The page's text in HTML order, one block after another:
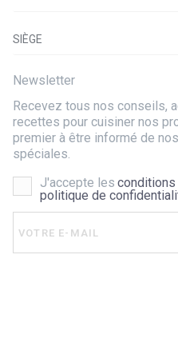
SIÈGE
Newsletter
Recevez tous nos conseils,
recettes pour cuisiner nos
premier à être informé de
spéciales.
J'accepte les
politique de